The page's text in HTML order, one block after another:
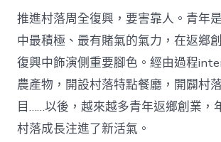
推進村落周全復興，要害靠人。青年
中最積極、最有賭氣的氣力，在返鄉
復興中飾演側重要腳色。經由過程
農產物，開設村落特點餐廳，開闢村
目……以後，越來越多青年返鄉創業，
村落成長注進了新活氣。